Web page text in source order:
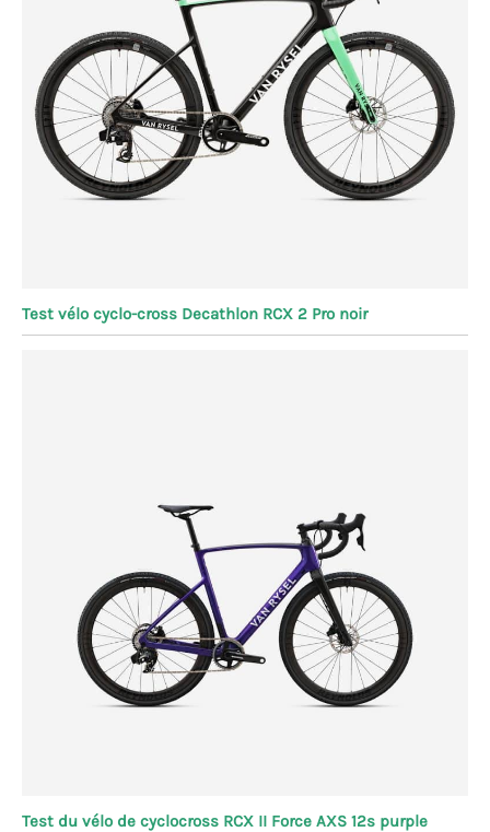
Test vélo cyclo-cross Decathlon RCX 2 Pro noir
Test du vélo de cyclocross RCX II Force AXS 12s purple